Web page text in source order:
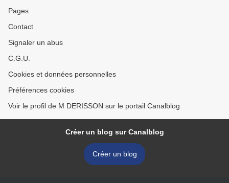
Pages
Contact
Signaler un abus
C.G.U.
Cookies et données personnelles
Préférences cookies
Voir le profil de M DERISSON sur le portail Canalblog
Créer un blog sur Canalblog
Créer un blog